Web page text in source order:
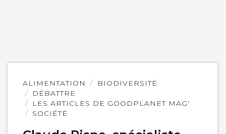
ALIMENTATION
BIODIVERSITÉ
DÉBATTRE
LES ARTICLES DE GOODPLANET MAG'
SOCIÉTÉ
Lire
l'article